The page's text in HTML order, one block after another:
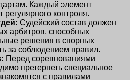
Каждый элемент
регулярного контроля.
Судейский состав должен
арбитров, способных
решения в спорных
за соблюдением правил.
Перед соревнованиями
претерпеть специальное
с правилами